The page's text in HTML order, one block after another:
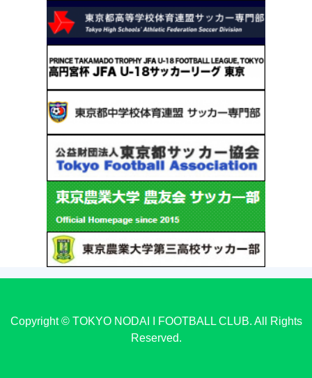
Copyright © TOKYO NODAI I FOOTBALL CLUB. All Rights
Reserved.